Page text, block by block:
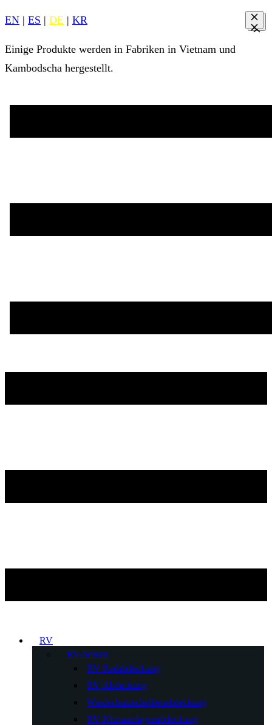
EN | ES | DE | KR
Einige Produkte werden in Fabriken in Vietnam und
Kambodscha hergestellt.
RV
RV-Schutz
RV Radabdeckung
RV-Abdeckung
Windschutzscheibenabdeckung
RV-Klimaanlagenabdeckung